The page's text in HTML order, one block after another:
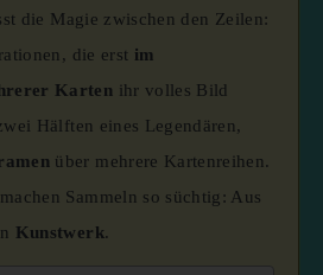
die Magie zwischen den Zeilen:
die erst im
Karten ihr volles Bild
Hälften eines Legendären,
über mehrere Kartenreihen.
Sammeln so süchtig: Aus
Kunstwerk.